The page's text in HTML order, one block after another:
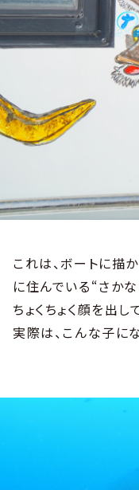
これは、ボートに描
に住んでいる“さか
ちょくちょく顔を出し
実際は、こんな子に